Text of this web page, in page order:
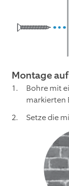
Montage
Bohre mit
markierten
Setze die